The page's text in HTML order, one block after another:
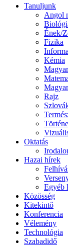
Tanuljunk
Angol
Ének/
Fizika
Kémia
Rajz
Oktatás
Hazai hírek
Egyéb
Közösség
Kitekintő
Konferencia
Vélemény
Technológia
Szabadidő